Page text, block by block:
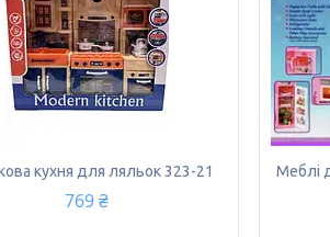
кухня для ляльок 323-21
769 ₴
Меблі